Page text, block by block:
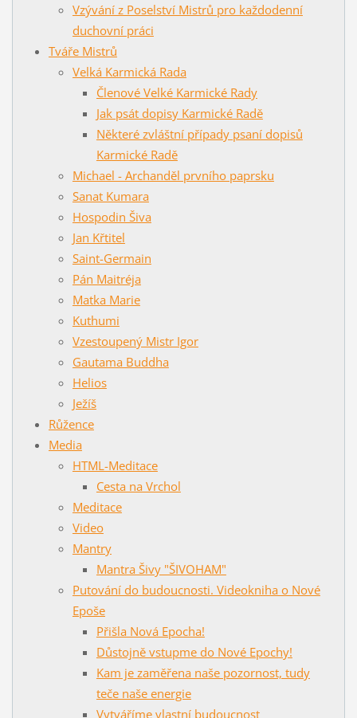
Vzývání z Poselství Mistrů pro každodenní
duchovní práci
Tváře Mistrů
Velká Karmická Rada
Členové Velké Karmické Rady
Jak psát dopisy Karmické Radě
Některé zvláštní případy psaní dopisů
Karmické Radě
Michael - Archanděl prvního paprsku
Sanat Kumara
Hospodin Šiva
Jan Křtitel
Saint-Germain
Pán Maitréja
Matka Marie
Kuthumi
Vzestoupený Mistr Igor
Gautama Buddha
Helios
Ježíš
Růžence
Media
HTML-Meditace
Cesta na Vrchol
Meditace
Video
Mantry
Mantra Šivy "ŠIVOHAM"
Putování do budoucnosti. Videokniha o Nové
Epoše
Přišla Nová Epocha!
Důstojně vstupme do Nové Epochy!
Kam je zaměřena naše pozornost, tudy
teče naše energie
Vytváříme vlastní budoucnost